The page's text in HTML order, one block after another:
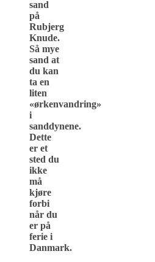
sand
på
Rubjerg
Knude.
Så mye
sand at
du kan
ta en
liten
«ørkenvandring»
i
sanddynene.
Dette
er et
sted du
ikke
må
kjøre
forbi
når du
er på
ferie i
Danmark.